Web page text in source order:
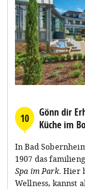
10
Gönn dir
Küche im
In Bad
1907 das
Spa im Park. Hier
Wellness, kannst